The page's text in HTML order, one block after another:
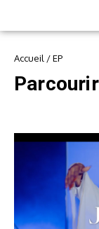
Accueil /EP